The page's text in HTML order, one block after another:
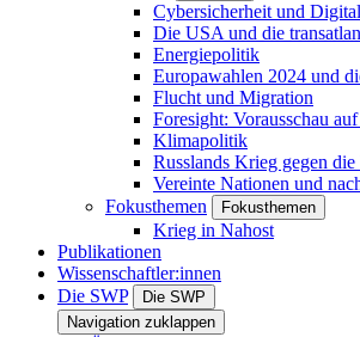
Cybersicherheit und
Die USA und die
Energiepolitik
Europawahlen 2024 und
Flucht und Migration
Foresight: Vorausschau
Klimapolitik
Russlands Krieg gegen
Vereinte Nationen und
Fokusthemen
Fokusthemen
Krieg in Nahost
Publikationen
Wissenschaftler:innen
Die SWP
Die SWP
Navigation zuklappen